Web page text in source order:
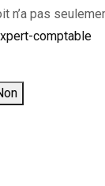
pas
comptable